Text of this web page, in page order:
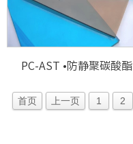
PC-AST •防静聚碳酸酯
首页 上一页 1 2